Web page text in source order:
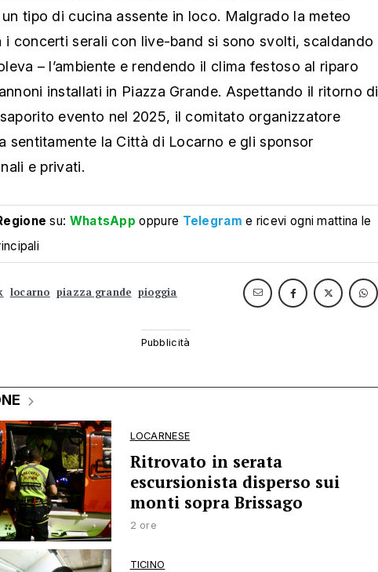
tipo di cucina assente in loco. Malgrado la meteo
i concerti serali con live-band si sono svolti, scaldando
– l’ambiente e rendendo il clima festoso al riparo
installati in Piazza Grande. Aspettando il ritorno di
evento nel 2025, il comitato organizzatore
sentitamente la Città di Locarno e gli sponsor
e privati.
su: WhatsApp oppure Telegram e ricevi ogni mattina le
locarno piazza grande pioggia
LOCARNESE
Ritrovato in serata
escursionista disperso sui
monti sopra Brissago
2 ore
TICINO